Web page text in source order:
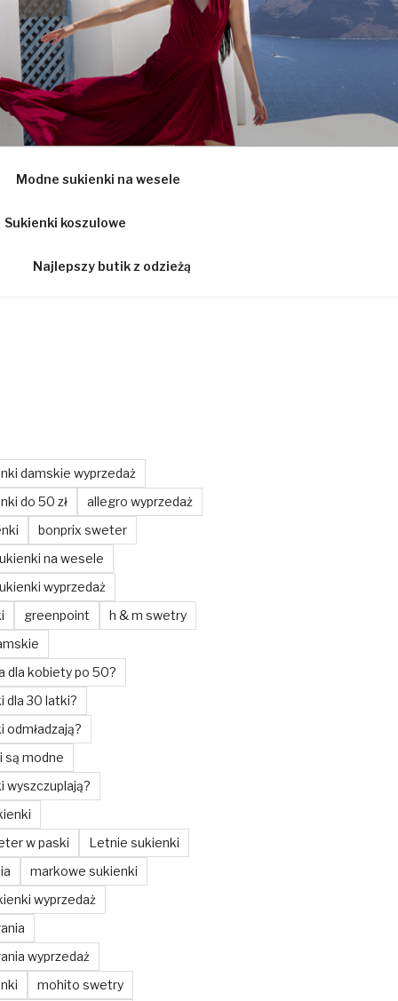
Modne sukienki na wesele
Sukienki koszulowe
Najlepszy butik z odzieżą
damskie wyprzedaż
do 50 zł
allegro wyprzedaż
bonprix sweter
na wesele
wyprzedaż
greenpoint
h & m swetry
dla kobiety po 50?
dla 30 latki?
odmładzają?
są modne
wyszczuplają?
w paski
Letnie sukienki
markowe sukienki
wyprzedaż
wyprzedaż
mohito swetry